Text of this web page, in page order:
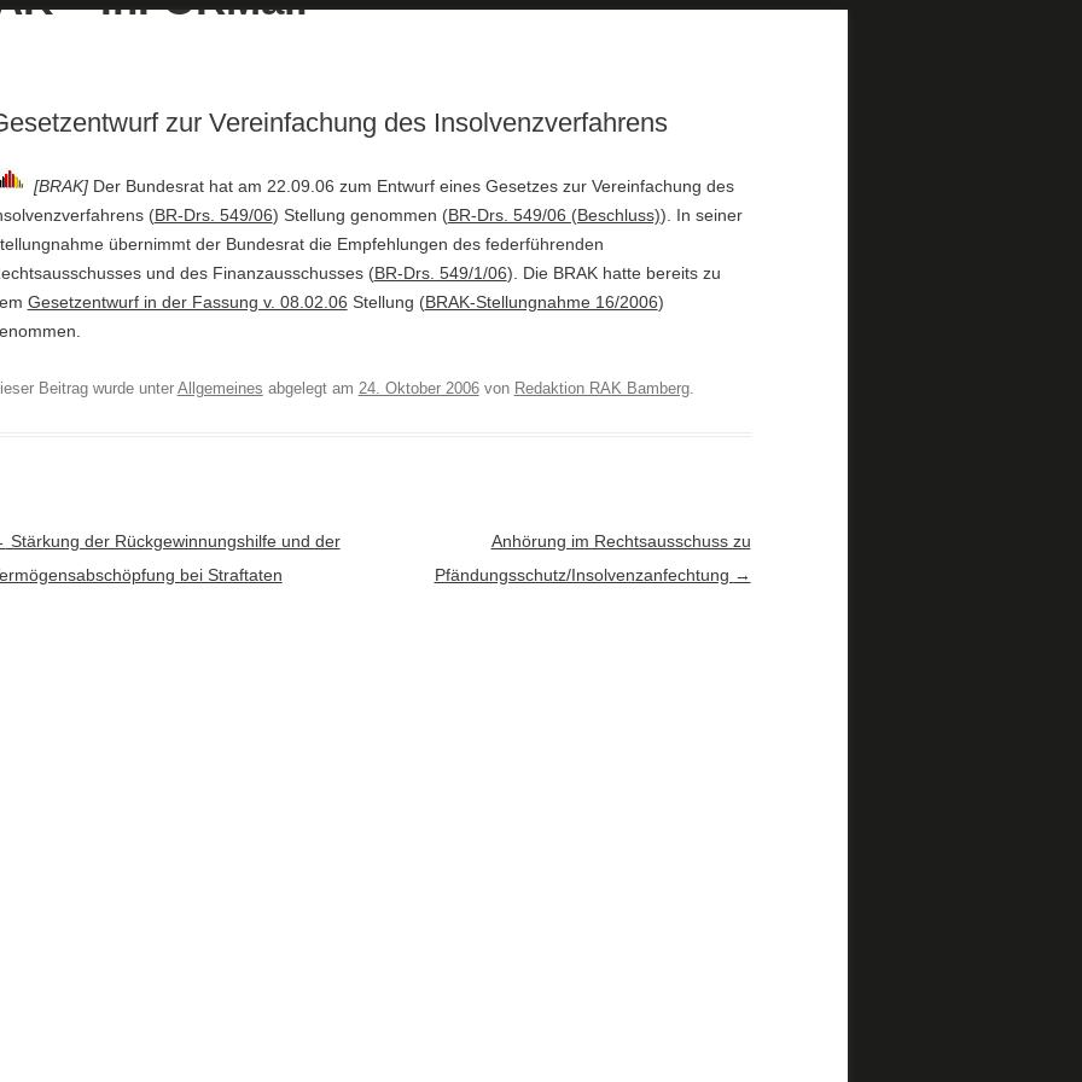
zur Vereinfachung des Insolvenzverfahrens
[BRAK] Der Bundesrat hat am 22.09.06 zum Entwurf eines Gesetzes zur Vereinfachung des
(BR-Drs. 549/06) Stellung genommen (BR-Drs. 549/06 (Beschluss)). In seiner
übernimmt der Bundesrat die Empfehlungen des federführenden
und des Finanzausschusses (BR-Drs. 549/1/06). Die BRAK hatte bereits zu
Gesetzentwurf in der Fassung v. 08.02.06 Stellung (BRAK-Stellungnahme 16/2006)
Beitrag wurde unterAllgemeines abgelegt am 24. Oktober 2006von Redaktion RAK Bamberg.
Navigation
Stärkung der Rückgewinnungshilfe und der
bei Straftaten
Anhörung im Rechtsausschuss zu
Pfändungsschutz/Insolvenzanfechtung →